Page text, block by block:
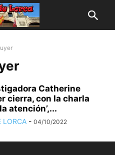
Catherine
cierra, con la charla
atención’,...
LORCA - 04/10/2022